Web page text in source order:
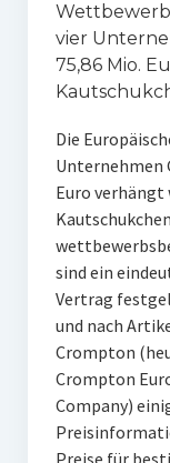
vier
75,86 Mio.
Die
Unternehmen
Euro verhängt
sind ein
Vertrag
und nach
Crompton
Crompton
Company)
Preise für